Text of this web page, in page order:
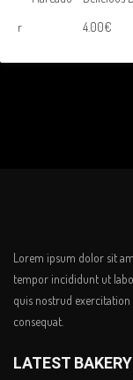
4.00€
Lorem ipsum dolor sit
tempor incididunt ut
quis nostrud
consequat.
LATEST